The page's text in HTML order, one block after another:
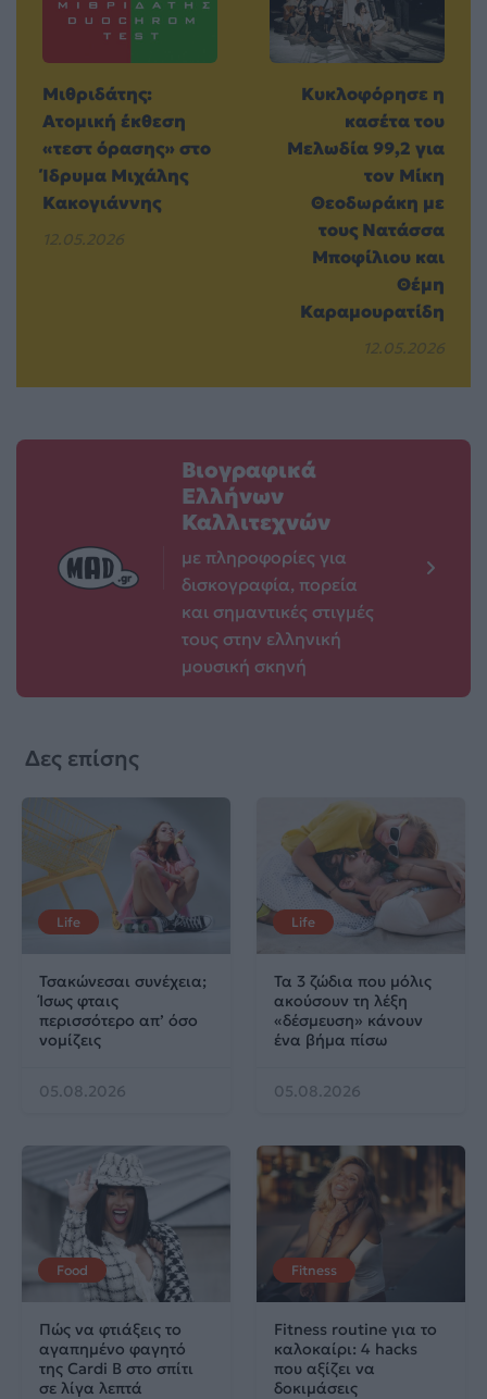
Μιθριδάτης:
Ατομική έκθεση
«τεστ όρασης» στο
Ίδρυμα Μιχάλης
Κακογιάννης
12.05.2026
Κυκλοφόρησε η
κασέτα του
Μελωδία 99,2 για
τον Μίκη
Θεοδωράκη με
τους Νατάσσα
Μποφίλιου και
Θέμη
Καραμουρατίδη
12.05.2026
Βιογραφικά
Ελλήνων
Καλλιτεχνών
με πληροφορίες για
δισκογραφία, πορεία
και σημαντικές στιγμές
τους στην ελληνική
μουσική σκηνή
Δες επίσης
Life
Τσακώνεσαι συνέχεια;
Ίσως φταις
περισσότερο απ’ όσο
νομίζεις
05.08.2026
Life
Τα 3 ζώδια που μόλις
ακούσουν τη λέξη
«δέσμευση» κάνουν
ένα βήμα πίσω
05.08.2026
Food
Πώς να φτιάξεις το
αγαπημένο φαγητό
της Cardi B στο σπίτι
σε λίγα λεπτά
Fitness
Fitness routine για το
καλοκαίρι: 4 hacks
που αξίζει να
δοκιμάσεις